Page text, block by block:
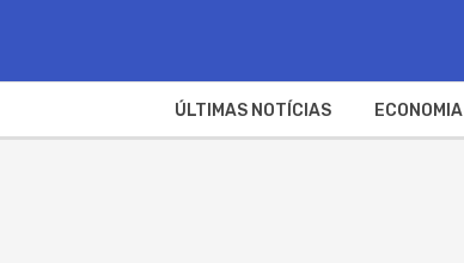
ÚLTIMAS NOTÍCIAS ECONOMIA